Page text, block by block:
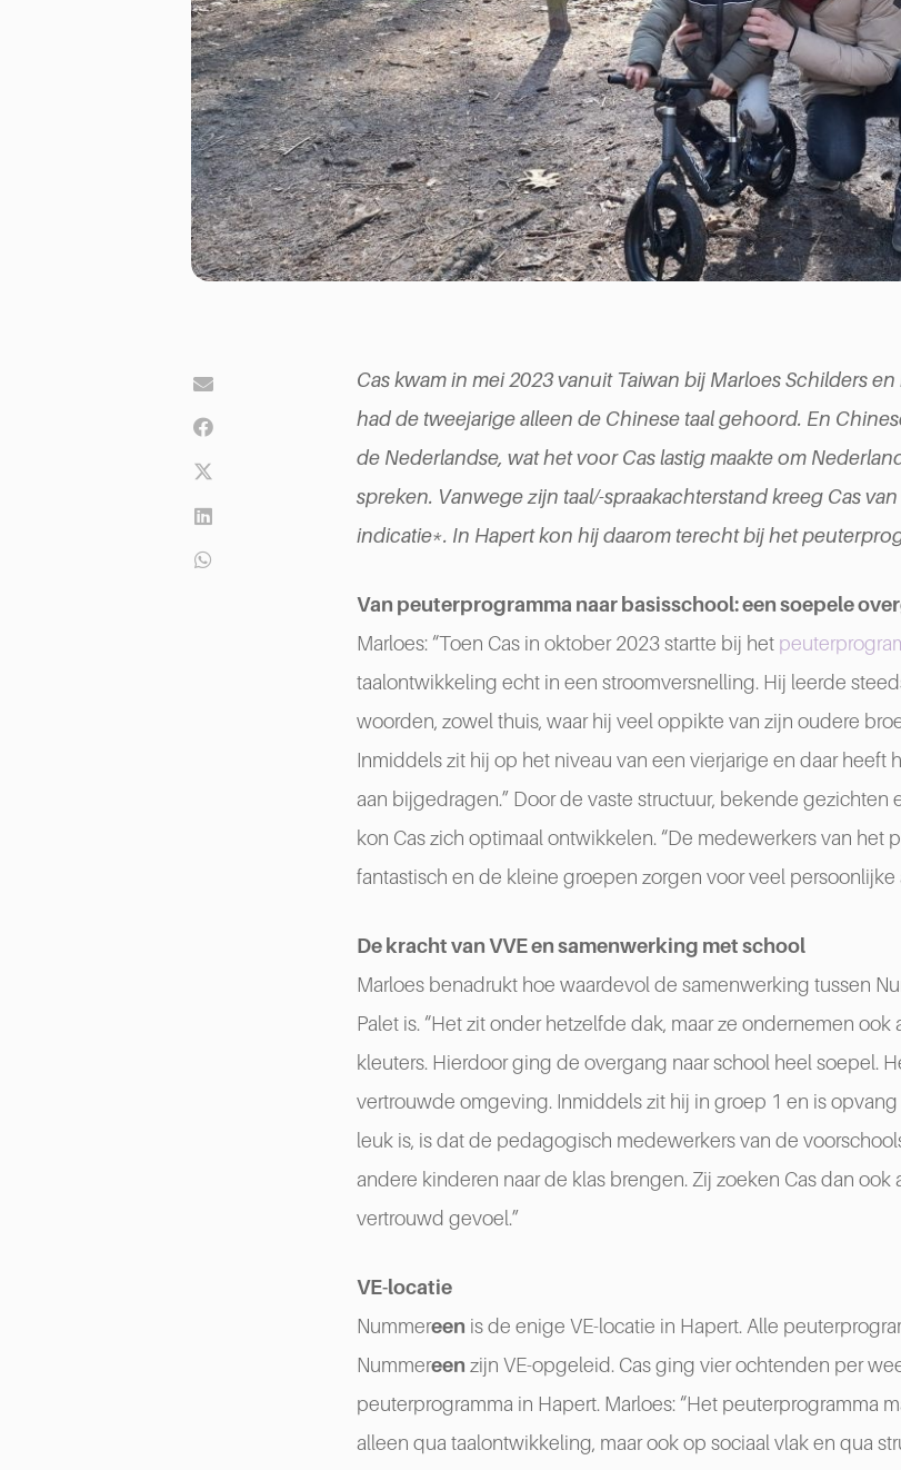
Cas kwam in mei 2023 vanuit Taiwan bij Marloes Schilders
had de tweejarige alleen de Chinese taal gehoord. En
de Nederlandse, wat het voor Cas lastig maakte om
spreken. Vanwege zijn taal/-spraakachterstand kreeg Cas
indicatie*. In Hapert kon hij daarom terecht bij het
Van peuterprogramma naar basisschool: een soepele
Marloes: “Toen Cas in oktober 2023 startte bij het
taalontwikkeling echt in een stroomversnelling. Hij leerde
woorden, zowel thuis, waar hij veel oppikte van zijn oudere
Inmiddels zit hij op het niveau van een vierjarige en daar heeft
aan bijgedragen.” Door de vaste structuur, bekende
kon Cas zich optimaal ontwikkelen. “De medewerkers van het
fantastisch en de kleine groepen zorgen voor veel persoonlijke
De kracht van VVE en samenwerking met school
Marloes benadrukt hoe waardevol de samenwerking tussen
Palet is. “Het zit onder hetzelfde dak, maar ze ondernemen
kleuters. Hierdoor ging de overgang naar school heel soepel.
vertrouwde omgeving. Inmiddels zit hij in groep 1 en is
leuk is, is dat de pedagogisch medewerkers van de
andere kinderen naar de klas brengen. Zij zoeken Cas dan
vertrouwd gevoel.”
VE-locatie
Nummereen is de enige VE-locatie in Hapert. Alle
Nummereen zijn VE-opgeleid. Cas ging vier ochtenden per
peuterprogramma in Hapert. Marloes: “Het peuterprogramma
alleen qua taalontwikkeling, maar ook op sociaal vlak en qua